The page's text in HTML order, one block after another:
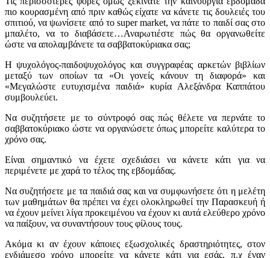
πιο κουρασμένη από πριν καθώς είχατε να κάνετε τις δουλειές του
σπιτιού, να ψωνίσετε από το super market, να πάτε το παιδί σας στο
μπαλέτο, να το διαβάσετε…Αναρωτιέστε πώς θα οργανωθείτε
ώστε να απολαμβάνετε τα σαββατοκύριακα σας;
Η ψυχολόγος-παιδοψυχολόγος και συγγραφέας αρκετών βιβλίων
μεταξύ των οποίων τα «Οι γονείς κάνουν τη διαφορά» και
«Μεγαλώστε ευτυχισμένα παιδιά» κυρία Αλεξάνδρα Καππάτου
συμβουλεύει.
Να συζητήσετε με το σύντροφό σας πώς θέλετε να περνάτε το
σαββατοκύριακο ώστε να οργανώσετε όπως μπορείτε καλύτερα το
χρόνο σας.
Είναι σημαντικό να έχετε σχεδιάσει να κάνετε κάτι για να
περιμένετε με χαρά το τέλος της εβδομάδας.
Να συζητήσετε με τα παιδιά σας και να συμφωνήσετε ότι η μελέτη
των μαθημάτων θα πρέπει να έχει ολοκληρωθεί την Παρασκευή ή
να έχουν μείνει λίγα προκειμένου να έχουν κι αυτά ελεύθερο χρόνο
να παίξουν, να συναντήσουν τους φίλους τους.
Ακόμα κι αν έχουν κάποιες εξωσχολικές δραστηριότητες, στον
ενδιάμεσο χρόνο μπορείτε να κάνετε κάτι για εσάς, π.χ έναν